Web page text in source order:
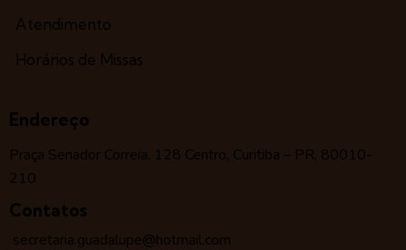
Atendimento
Horários de Missas
Endereço
Praça Senador Correia, 128 Centro, Curitiba – PR, 80010-
210
Contatos
secretaria.guadalupe@hotmail.com